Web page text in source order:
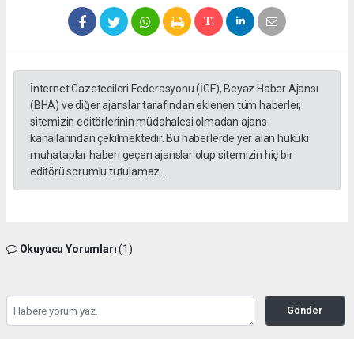
İnternet Gazetecileri Federasyonu (İGF), Beyaz Haber Ajansı
(BHA) ve diğer ajanslar tarafından eklenen tüm haberler,
sitemizin editörlerinin müdahalesi olmadan ajans
kanallarından çekilmektedir. Bu haberlerde yer alan hukuki
muhataplar haberi geçen ajanslar olup sitemizin hiç bir
editörü sorumlu tutulamaz...
Okuyucu Yorumları(1)
Gönder